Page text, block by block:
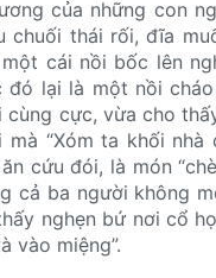
của những con
thái rối, đĩa
cái nồi bốc lên
đó lại là một nồi
cực, vừa cho
“Xóm ta khối
cứu đói, là món
cả ba người không
nghẹn bứ nơi cổ
vào miệng”.